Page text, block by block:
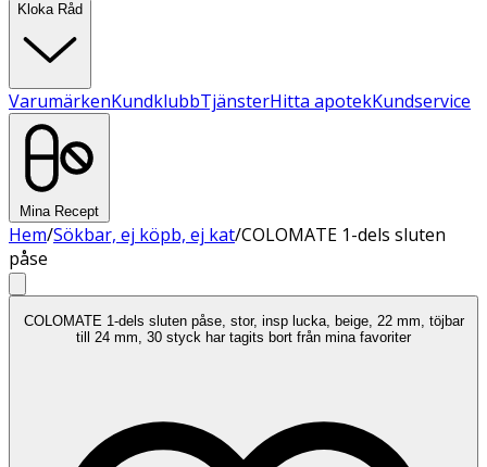
Kloka Råd
VarumärkenKundklubbTjänsterHitta apotekKundservice
Mina Recept
Hem/Sökbar, ej köpb, ej kat/COLOMATE 1-dels sluten
påse
COLOMATE 1-dels sluten påse, stor, insp lucka, beige, 22 mm, töjbar
till 24 mm, 30 styck har tagits bort från mina favoriter